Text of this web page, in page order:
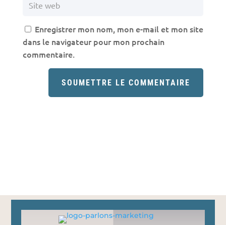
Enregistrer mon nom, mon e-mail et mon site
dans le navigateur pour mon prochain
commentaire.
SOUMETTRE LE COMMENTAIRE